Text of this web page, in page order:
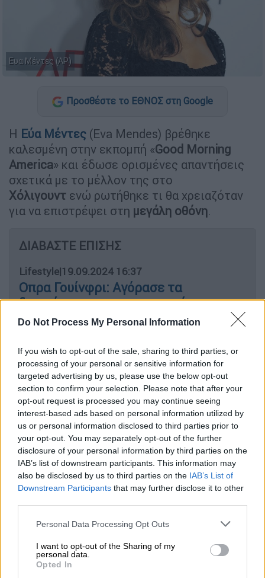
Do Not Process My Personal Information
If you wish to opt-out of the sale, sharing to third parties, or
processing of your personal or sensitive information for
targeted advertising by us, please use the below opt-out
section to confirm your selection. Please note that after your
opt-out request is processed you may continue seeing
interest-based ads based on personal information utilized by
us or personal information disclosed to third parties prior to
your opt-out. You may separately opt-out of the further
disclosure of your personal information by third parties on the
IAB’s list of downstream participants. This information may
also be disclosed by us to third parties on the IAB’s List of
Downstream Participants that may further disclose it to other
Please note that this website/app uses one or more Google
not limited to your visit or usage behaviour. You may click to
grant or deny consent to Google and its third-party tags to
use your data for below specified purposes in below Google
Personal Data Processing Opt Outs
I want to opt-out of the Sharing of my
personal data.
Opted In
Ευα Μέντες (AP)
Προσθέστε το ΕΘΝΟΣ στη Google
Η Εύα Μέντες (Eva Mendes) βρέθηκε
καλεσμένη στην εκπομπή «Good Morning
America» και έδωσε ορισμένες απαντήσεις
σχετικά με το μέλλον της στο
Χόλιγουντ ενώ ρωτήθηκε τι θα χρειαζόταν
για να επιστρέψει στη μεγάλη οθόνη.
ΔΙΑΒΑΣΤΕ ΕΠΙΣΗΣ
Lifestyle|19.09.2024 16:37
Οπρα Γουίνφρι: Αγόρασε τα
δικαιώματα του ντοκιμαντέρ της και
σταμάτησε την κυκλοφορία του
Η 50χρονηηθοποιόςαποσύρθηκε από την
υποκριτική πριν από10 χρόνια για να
επικεντρωθεί στην ανατροφή των δύο
παιδιώντης και τουΡάιαν Γκόσλινγκ (Ryan
Gosling).
Δεν ξέρω. Αν υπάρχουνενδιαφέροντες
ρόλοι», δήλωσε.
Και πρόσθεσε: «Έφυγα σε μια εποχή που
ήταν... 10 χρόνια πριν, ένιωθα κάπως σαν να
τα κατάφερα, καταλαβαίνεις;» συνέχισε η
Μέντες. «Δούλεψα με τον Ράιαν Γκόσλινγκ
ο οποίος είναι ο καλύτερος.